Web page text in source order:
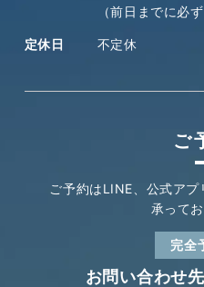
（前日までに必
定休日 不定休
ご
ご予約はLINE、公式アプ
承ってお
完全
お問い合わせ